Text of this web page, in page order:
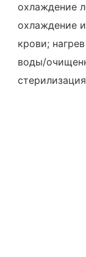
охлаждение
охлаждение
крови;
воды/